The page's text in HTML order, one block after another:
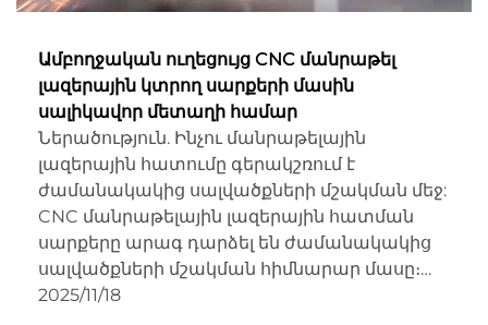
Ամբողջական ուղեցույց CNC մանրաթել
լազերային կտրող սարքերի մասին
սալիկավոր մետաղի համար
Ներածություն. Ինչու մանրաթելային
լազերային հատումը գերակշռում է
ժամանակակից սալվածքների մշակման մեջ:
CNC մանրաթելային լազերային հատման
սարքերը արագ դարձել են ժամանակակից
սալվածքների մշակման հիմնարար մասը։
Դրա աճը ոչ միայն պատահական է, այլև
2025/11/18